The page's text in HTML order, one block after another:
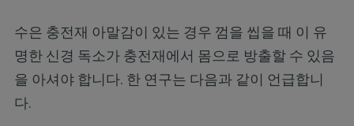
수은 충전재 아말감이 있는 경우 껌을 씹을 때 이 유
명한 신경 독소가 충전재에서 몸으로 방출할 수 있음
을 아셔야 합니다. 한 연구는 다음과 같이 언급합니
다.